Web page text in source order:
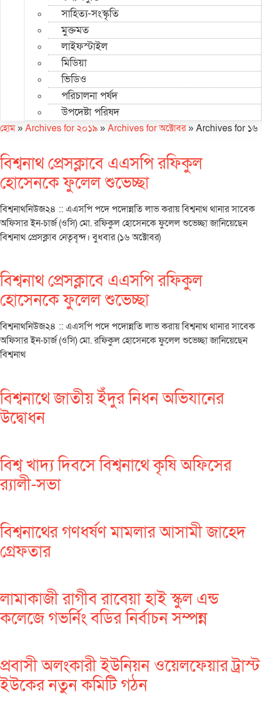
সাহিত্য-সংস্কৃতি
মুক্তমত
লাইফস্টাইল
মিডিয়া
ভিডিও
পরিচালনা পর্ষদ
উপদেষ্টা পরিষদ
হোম»Archives for ২০১৯»Archives for অক্টোবর»Archives for ১৬
বিশ্বনাথ প্রেসক্লাবে এএসপি রফিকুল
হোসেনকে ফুলেল শুভেচ্ছা
বিশ্বনাথনিউজ২৪ :: এএসপি পদে পদোন্নতি লাভ করায় বিশ্বনাথ থানার সাবেক
অফিসার ইন-চার্জ (ওসি) মো. রফিকুল হোসেনকে ফুলেল শুভেচ্ছা জানিয়েছেন
বিশ্বনাথ প্রেসক্লাব নেতৃবৃন্দ। বুধবার (১৬ অক্টোবর)
বিশ্বনাথ প্রেসক্লাবে এএসপি রফিকুল
হোসেনকে ফুলেল শুভেচ্ছা
বিশ্বনাথনিউজ২৪ :: এএসপি পদে পদোন্নতি লাভ করায় বিশ্বনাথ থানার সাবেক
অফিসার ইন-চার্জ (ওসি) মো. রফিকুল হোসেনকে ফুলেল শুভেচ্ছা জানিয়েছেন
বিশ্বনাথ
বিশ্বনাথে জাতীয় ইঁদুর নিধন অভিযানের
উদ্বোধন
বিশ্ব খাদ্য দিবসে বিশ্বনাথে কৃষি অফিসের
র‌্যালী-সভা
বিশ্বনাথের গণধর্ষণ মামলার আসামী জাহেদ
গ্রেফতার
লামাকাজী রাগীব রাবেয়া হাই স্কুল এন্ড
কলেজে গভর্নিং বডির নির্বাচন সম্পন্ন
প্রবাসী অলংকারী ইউনিয়ন ওয়েলফেয়ার ট্রাস্ট
ইউকের নতুন কমিটি গঠন